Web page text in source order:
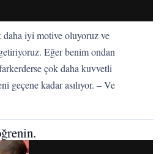
daha iyi motive oluyoruz ve
Eğer benim ondan
çok daha kuvvetli
geçene kadar asılıyor. – Ve